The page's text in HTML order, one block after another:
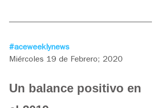
#aceweeklynews
Miércoles 19 de Febrero; 2020
Un balance positivo en